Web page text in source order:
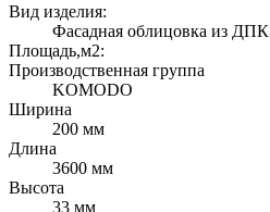
Вид изделия:
Фасадная облицовка из ДПК
Площадь,м2:
Производственная группа
KOMODO
Ширина
200 мм
Длина
3600 мм
Высота
33 мм